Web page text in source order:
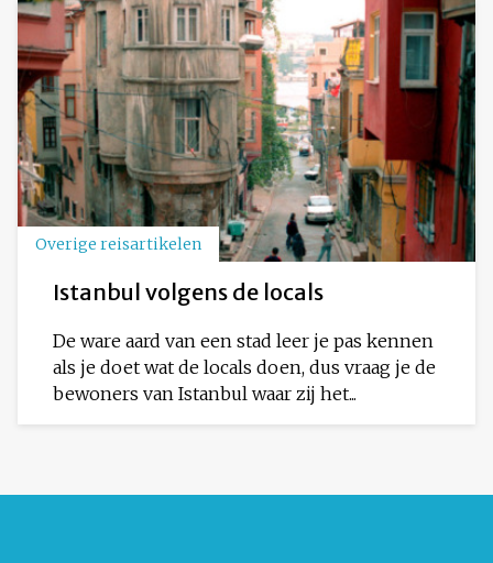
Overige reisartikelen
Istanbul volgens de locals
De ware aard van een stad leer je pas kennen
als je doet wat de locals doen, dus vraag je de
bewoners van Istanbul waar zij het...